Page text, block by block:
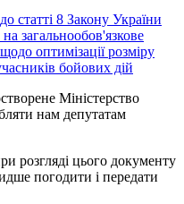
статті 8 Закону України
загальнообов'язкове
оптимізації розміру
бойових дій
Міністерство
нам депутатам
розгляді цього документу
погодити і передати